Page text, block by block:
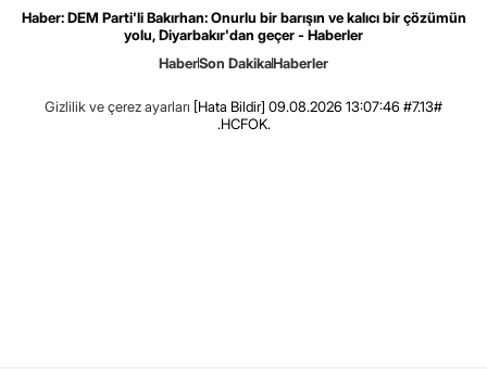
Haber: DEM Parti'li Bakırhan: Onurlu bir barışın ve kalıcı bir çözümün
yolu, Diyarbakır'dan geçer - Haberler
HaberSon DakikaHaberler
Gizlilik ve çerez ayarları [Hata Bildir] 09.08.2026 13:07:46 #7.13#
.HCFOK.